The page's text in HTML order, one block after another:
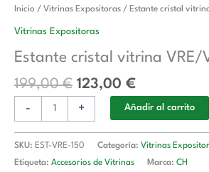
Inicio / Vitrinas Expositoras / Estante cristal
Vitrinas Expositoras
Estante cristal vitrina VRE/
199,00€
El
precio
era:
199,00 €.
123,00 €
El
es:
123,00 €.
-
Estante
cristal
VRE/V-
150
cantidad
+ Añadir al carrito
SKU: EST-VRE-150 Categoría: Vitrinas
Etiqueta: Accesorios de Vitrinas Marca: CH